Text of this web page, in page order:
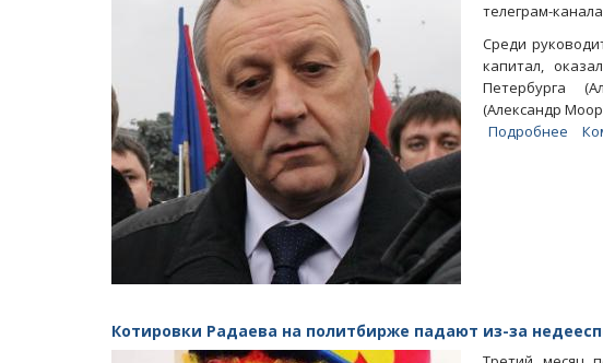
телеграм-
Среди
капитал,
Петербурга
(Александр
Подробнее
Котировки Радаева на политбирже падают из-за